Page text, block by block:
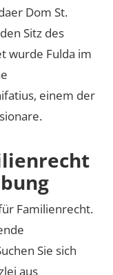
Dom St.
Sitz des
wurde Fulda im
einem der
Familienrecht.
Sie sich
aus